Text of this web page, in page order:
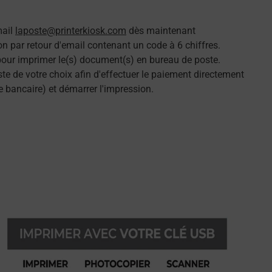
laposte@printerkiosk.com dès maintenant
par retour d'email contenant un code à 6 chiffres.
imprimer le(s) document(s) en bureau de poste.
de votre choix afin d'effectuer le paiement directement
bancaire) et démarrer l'impression.